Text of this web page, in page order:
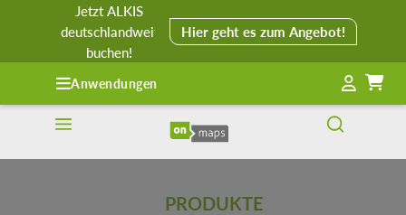
springen
Jetzt ALKIS
deutschlandweit
buchen!
Hier geht es zum Angebot!
Anwendungen
PRODUKTE